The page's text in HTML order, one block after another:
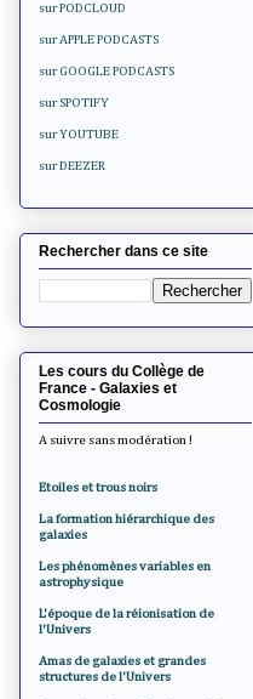
sur PODCLOUD
sur APPLE PODCASTS
sur GOOGLE PODCASTS
sur SPOTIFY
sur YOUTUBE
sur DEEZER
Rechercher dans ce site
Les cours du Collège de
France - Galaxies et
Cosmologie
A suivre sans modération !
Etoiles et trous noirs
La formation hiérarchique des
galaxies
Les phénomènes variables en
astrophysique
L'époque de la réionisation de
l'Univers
Amas de galaxies et grandes
structures de l'Univers